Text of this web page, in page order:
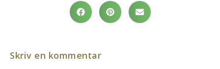
Skriv en kommentar